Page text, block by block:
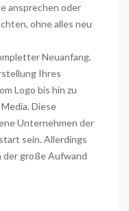
ansprechen oder
ohne alles neu
Neuanfang.
Ihres
Logo bis hin zu
Diese
Unternehmen der
sein. Allerdings
der große Aufwand